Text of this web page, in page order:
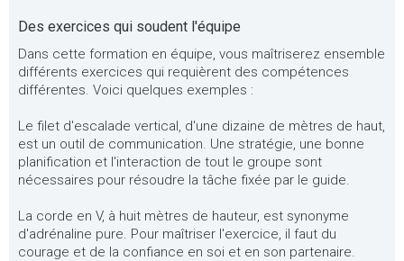
Des exercices qui soudent l'équipe
Dans cette formation en équipe, vous maîtriserez ensemble
différents exercices qui requièrent des compétences
différentes. Voici quelques exemples :
Le filet d'escalade vertical, d'une dizaine de mètres de haut,
est un outil de communication. Une stratégie, une bonne
planification et l'interaction de tout le groupe sont
nécessaires pour résoudre la tâche fixée par le guide.
La corde en V, à huit mètres de hauteur, est synonyme
d'adrénaline pure. Pour maîtriser l'exercice, il faut du
courage et de la confiance en soi et en son partenaire.